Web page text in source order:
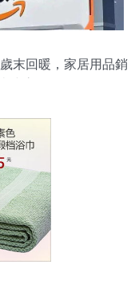
末回暖，家居用品銷